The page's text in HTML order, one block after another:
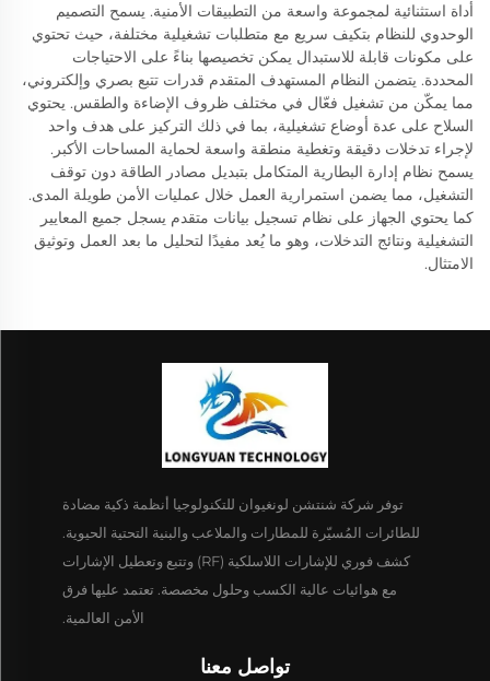
أداة استثنائية لمجموعة واسعة من التطبيقات الأمنية. يسمح التصميم
الوحدوي للنظام بتكيف سريع مع متطلبات تشغيلية مختلفة، حيث تحتوي
على مكونات قابلة للاستبدال يمكن تخصيصها بناءً على الاحتياجات
المحددة. يتضمن النظام المستهدف المتقدم قدرات تتبع بصري وإلكتروني،
مما يمكّن من تشغيل فعّال في مختلف ظروف الإضاءة والطقس. يحتوي
السلاح على عدة أوضاع تشغيلية، بما في ذلك التركيز على هدف واحد
لإجراء تدخلات دقيقة وتغطية منطقة واسعة لحماية المساحات الأكبر.
يسمح نظام إدارة البطارية المتكامل بتبديل مصادر الطاقة دون توقف
التشغيل، مما يضمن استمرارية العمل خلال عمليات الأمن طويلة المدى.
كما يحتوي الجهاز على نظام تسجيل بيانات متقدم يسجل جميع المعايير
التشغيلية ونتائج التدخلات، وهو ما يُعد مفيدًا لتحليل ما بعد العمل وتوثيق
الامتثال.
توفر شركة شنتشن لونغيوان للتكنولوجيا أنظمة ذكية مضادة
للطائرات المُسيّرة للمطارات والملاعب والبنية التحتية الحيوية.
كشف فوري للإشارات اللاسلكية (RF) وتتبع وتعطيل الإشارات
مع هوائيات عالية الكسب وحلول مخصصة. تعتمد عليها فرق
الأمن العالمية.
تواصل معنا